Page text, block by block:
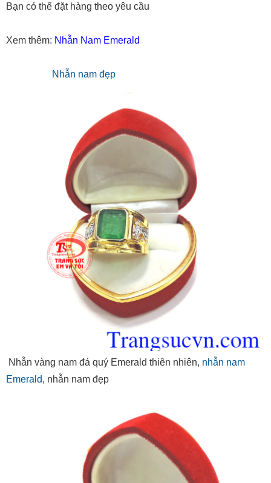
Bạn có thể đặt hàng theo yêu cầu
Xem thêm: Nhẫn Nam Emerald
Nhẫn nam đẹp
Nhẫn vàng nam đá quý Emerald thiên nhiên, nhẫn nam
Emerald, nhẫn nam đẹp